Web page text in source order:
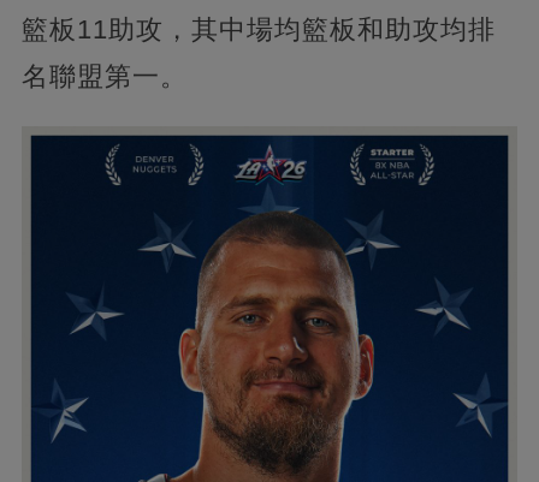
籃板11助攻，其中場均籃板和助攻均排
名聯盟第一。